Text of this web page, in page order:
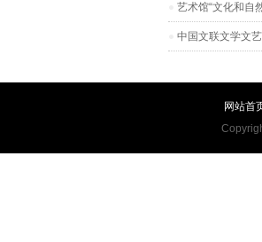
艺术馆“文化和自
中国文联文学文
网站首